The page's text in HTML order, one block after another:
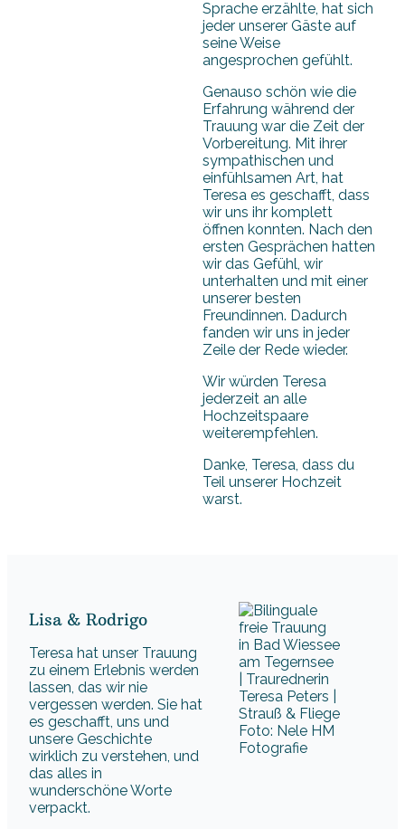
Sprache erzählte, hat sich
jeder unserer Gäste auf
seine Weise
angesprochen gefühlt.
Genauso schön wie die
Erfahrung während der
Trauung war die Zeit der
Vorbereitung. Mit ihrer
sympathischen und
einfühlsamen Art, hat
Teresa es geschafft, dass
wir uns ihr komplett
öffnen konnten. Nach den
ersten Gesprächen hatten
wir das Gefühl, wir
unterhalten und mit einer
unserer besten
Freundinnen. Dadurch
fanden wir uns in jeder
Zeile der Rede wieder.
Wir würden Teresa
jederzeit an alle
Hochzeitspaare
weiterempfehlen.
Danke, Teresa, dass du
Teil unserer Hochzeit
warst.
Foto: Nele HM
Fotografie
Lisa & Rodrigo
Teresa hat unser Trauung
zu einem Erlebnis werden
lassen, das wir nie
vergessen werden. Sie hat
es geschafft, uns und
unsere Geschichte
wirklich zu verstehen, und
das alles in
wunderschöne Worte
verpackt.